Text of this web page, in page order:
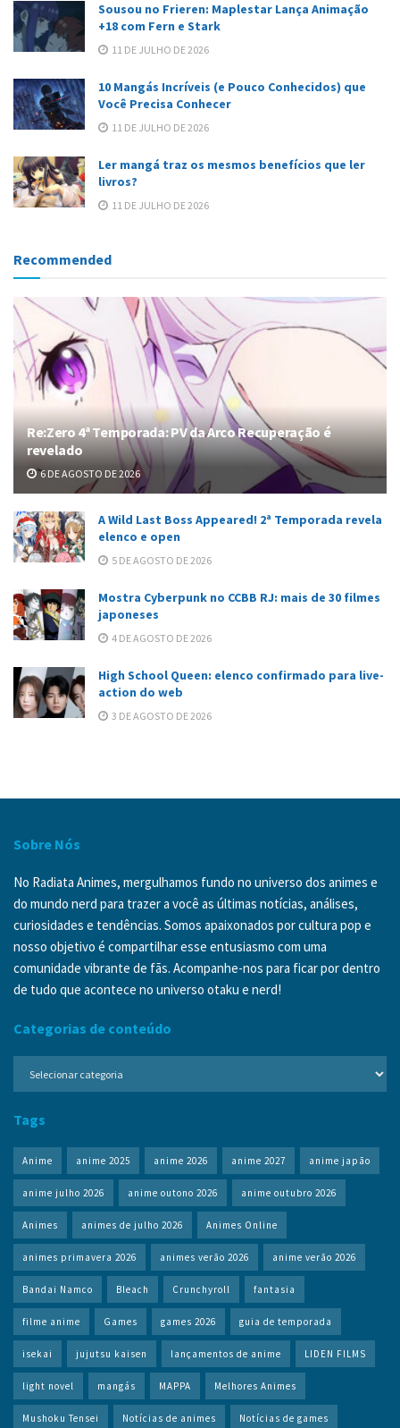
Sousou no Frieren: Maplestar Lança Animação
+18 com Fern e Stark
11 DE JULHO DE 2026
10 Mangás Incríveis (e Pouco Conhecidos) que
Você Precisa Conhecer
11 DE JULHO DE 2026
Ler mangá traz os mesmos benefícios que ler
livros?
11 DE JULHO DE 2026
Recommended
Re:Zero 4ª Temporada: PV da Arco Recuperação é
revelado
6 DE AGOSTO DE 2026
A Wild Last Boss Appeared! 2ª Temporada revela
elenco e open
5 DE AGOSTO DE 2026
Mostra Cyberpunk no CCBB RJ: mais de 30 filmes
japoneses
4 DE AGOSTO DE 2026
High School Queen: elenco confirmado para live-
action do web
3 DE AGOSTO DE 2026
Sobre Nós
No Radiata Animes, mergulhamos fundo no universo dos animes e
do mundo nerd para trazer a você as últimas notícias, análises,
curiosidades e tendências. Somos apaixonados por cultura pop e
nosso objetivo é compartilhar esse entusiasmo com uma
comunidade vibrante de fãs. Acompanhe-nos para ficar por dentro
de tudo que acontece no universo otaku e nerd!
Categorias de conteúdo
Tags
Anime anime 2025 anime 2026 anime 2027 anime japão
anime julho 2026 anime outono 2026 anime outubro 2026
Animes animes de julho 2026 Animes Online
animes primavera 2026 animes verão 2026 anime verão 2026
Bandai Namco Bleach Crunchyroll fantasia
filme anime Games games 2026 guia de temporada
isekai jujutsu kaisen lançamentos de anime LIDEN FILMS
light novel mangás MAPPA Melhores Animes
Mushoku Tensei Notícias de animes Notícias de games